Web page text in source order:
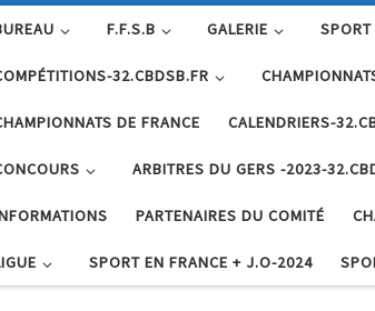
F.F.S.B GALERIE
32.CBDSB.FR
DE FRANCE CALENDRIERS-
ARBITRES DU GERS -2023-
PARTENAIRES DU COMITÉ
SPORT EN FRANCE + J.O-2024